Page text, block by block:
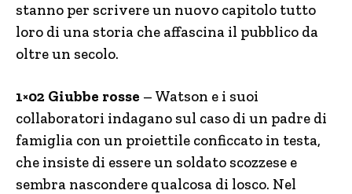
stanno per scrivere un nuovo capitolo tutto
loro di una storia che affascina il pubblico da
oltre un secolo.
1×02 Giubbe rosse – Watson e i suoi
collaboratori indagano sul caso di un padre di
famiglia con un proiettile conficcato in testa,
che insiste di essere un soldato scozzese e
sembra nascondere qualcosa di losco. Nel